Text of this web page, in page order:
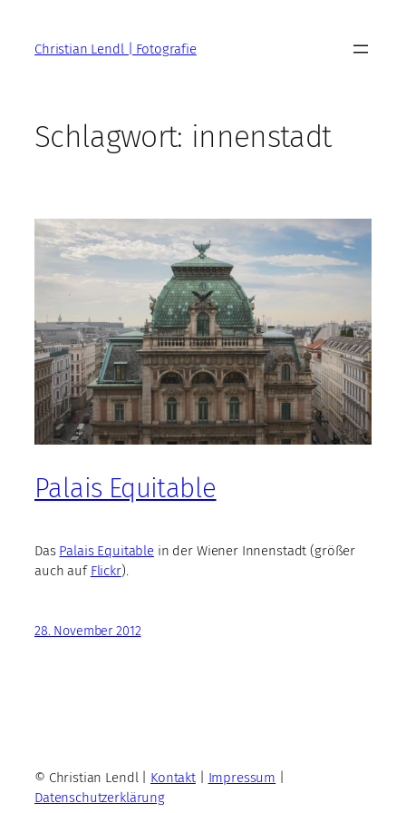
springenChristian Lendl | Fotografie
Schlagwort: innenstadt
Palais Equitable
Das Palais Equitable in der Wiener Innenstadt (größer
auch auf Flickr).
28. November 2012
© Christian Lendl | Kontakt| Impressum
Datenschutzerklärung